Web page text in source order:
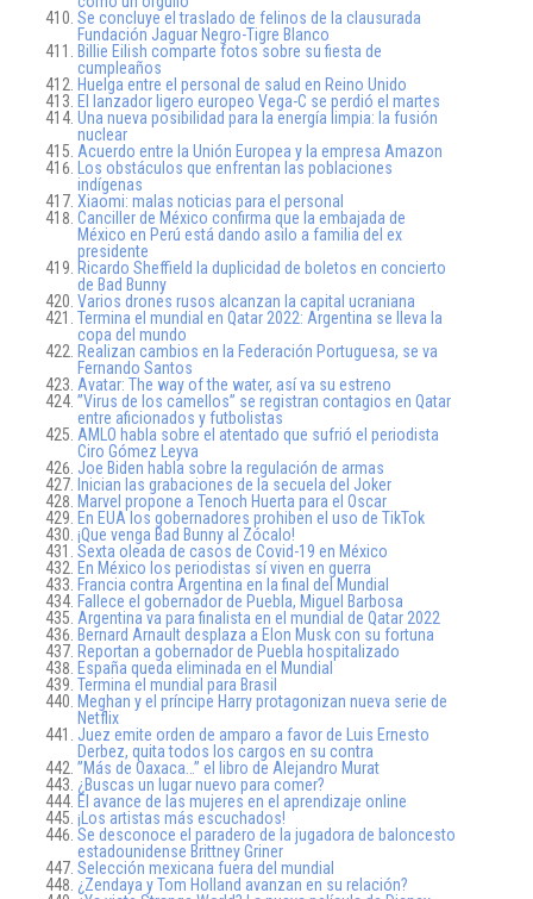
Se concluye el traslado de felinos de la clausurada
Fundación Jaguar Negro-Tigre Blanco
Billie Eilish comparte fotos sobre su fiesta de
cumpleaños
Huelga entre el personal de salud en Reino Unido
El lanzador ligero europeo Vega-C se perdió el martes
Una nueva posibilidad para la energía limpia: la fusión
nuclear
Acuerdo entre la Unión Europea y la empresa Amazon
Los obstáculos que enfrentan las poblaciones
indígenas
Xiaomi: malas noticias para el personal
Canciller de México confirma que la embajada de
México en Perú está dando asilo a familia del ex
presidente
Ricardo Sheffield la duplicidad de boletos en concierto
de Bad Bunny
Varios drones rusos alcanzan la capital ucraniana
Termina el mundial en Qatar 2022: Argentina se lleva la
copa del mundo
Realizan cambios en la Federación Portuguesa, se va
Fernando Santos
Avatar: The way of the water, así va su estreno
”Virus de los camellos” se registran contagios en Qatar
entre aficionados y futbolistas
AMLO habla sobre el atentado que sufrió el periodista
Ciro Gómez Leyva
Joe Biden habla sobre la regulación de armas
Inician las grabaciones de la secuela del Joker
Marvel propone a Tenoch Huerta para el Oscar
En EUA los gobernadores prohiben el uso de TikTok
¡Que venga Bad Bunny al Zócalo!
Sexta oleada de casos de Covid-19 en México
En México los periodistas sí viven en guerra
Francia contra Argentina en la final del Mundial
Fallece el gobernador de Puebla, Miguel Barbosa
Argentina va para finalista en el mundial de Qatar 2022
Bernard Arnault desplaza a Elon Musk con su fortuna
Reportan a gobernador de Puebla hospitalizado
España queda eliminada en el Mundial
Termina el mundial para Brasil
Meghan y el príncipe Harry protagonizan nueva serie de
Netflix
Juez emite orden de amparo a favor de Luis Ernesto
Derbez, quita todos los cargos en su contra
”Más de Oaxaca…” el libro de Alejandro Murat
¿Buscas un lugar nuevo para comer?
El avance de las mujeres en el aprendizaje online
¡Los artistas más escuchados!
Se desconoce el paradero de la jugadora de baloncesto
estadounidense Brittney Griner
Selección mexicana fuera del mundial
¿Zendaya y Tom Holland avanzan en su relación?